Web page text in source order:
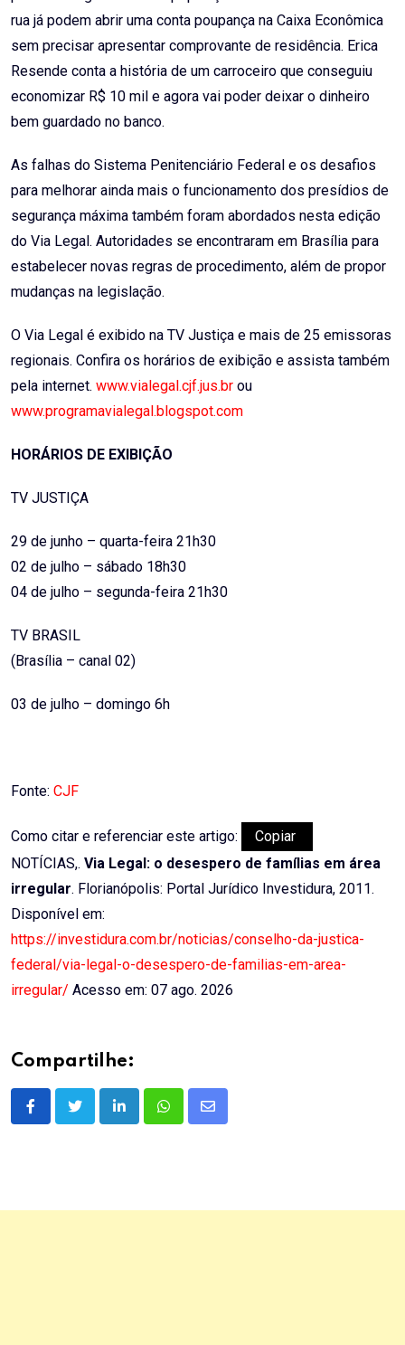
rua já podem abrir uma conta poupança na Caixa Econômica
sem precisar apresentar comprovante de residência. Erica
Resende conta a história de um carroceiro que conseguiu
economizar R$ 10 mil e agora vai poder deixar o dinheiro
bem guardado no banco.
As falhas do Sistema Penitenciário Federal e os desafios
para melhorar ainda mais o funcionamento dos presídios de
segurança máxima também foram abordados nesta edição
do Via Legal. Autoridades se encontraram em Brasília para
estabelecer novas regras de procedimento, além de propor
mudanças na legislação.
O Via Legal é exibido na TV Justiça e mais de 25 emissoras
regionais. Confira os horários de exibição e assista também
pela internet. www.vialegal.cjf.jus.br ou
www.programavialegal.blogspot.com
HORÁRIOS DE EXIBIÇÃO
TV JUSTIÇA
29 de junho – quarta-feira 21h30
02 de julho – sábado 18h30
04 de julho – segunda-feira 21h30
TV BRASIL
(Brasília – canal 02)
03 de julho – domingo 6h
Fonte: CJF
Como citar e referenciar este artigo:
Copiar
NOTÍCIAS,. Via Legal: o desespero de famílias em área
irregular. Florianópolis: Portal Jurídico Investidura, 2011.
Disponível em:
https://investidura.com.br/noticias/conselho-da-justica-
federal/via-legal-o-desespero-de-familias-em-area-
irregular/ Acesso em: 07 ago. 2026
Compartilhe:
LinkedInWhatsappShare